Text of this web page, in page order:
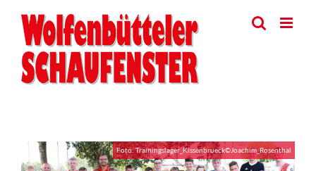
content
View
Larger
Foto: Trainingslager_Kissenbrueck©Joachim_Rosenthal